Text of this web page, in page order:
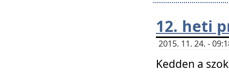
12. heti
2015. 11. 24. -
Kedden a